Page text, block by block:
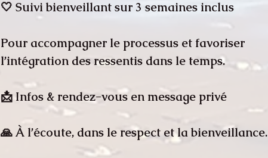
🤍 Suivi bienveillant sur 3 semaines inclus
Pour accompagner le processus et favoriser
l’intégration des ressentis dans le temps.
📩 Infos & rendez-vous en message privé
🙏 À l’écoute, dans le respect et la bienveillance.